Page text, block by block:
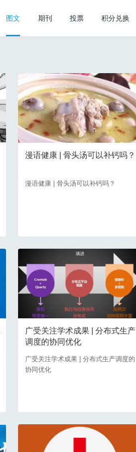
图文 期刊 投票 积分兑换
漫语健康 | 骨头汤可以补钙吗？
漫语健康 | 骨头汤可以补钙吗？
广受关注学术成果 | 分布式生产
调度的协同优化
广受关注学术成果 | 分布式生产调度的
协同优化